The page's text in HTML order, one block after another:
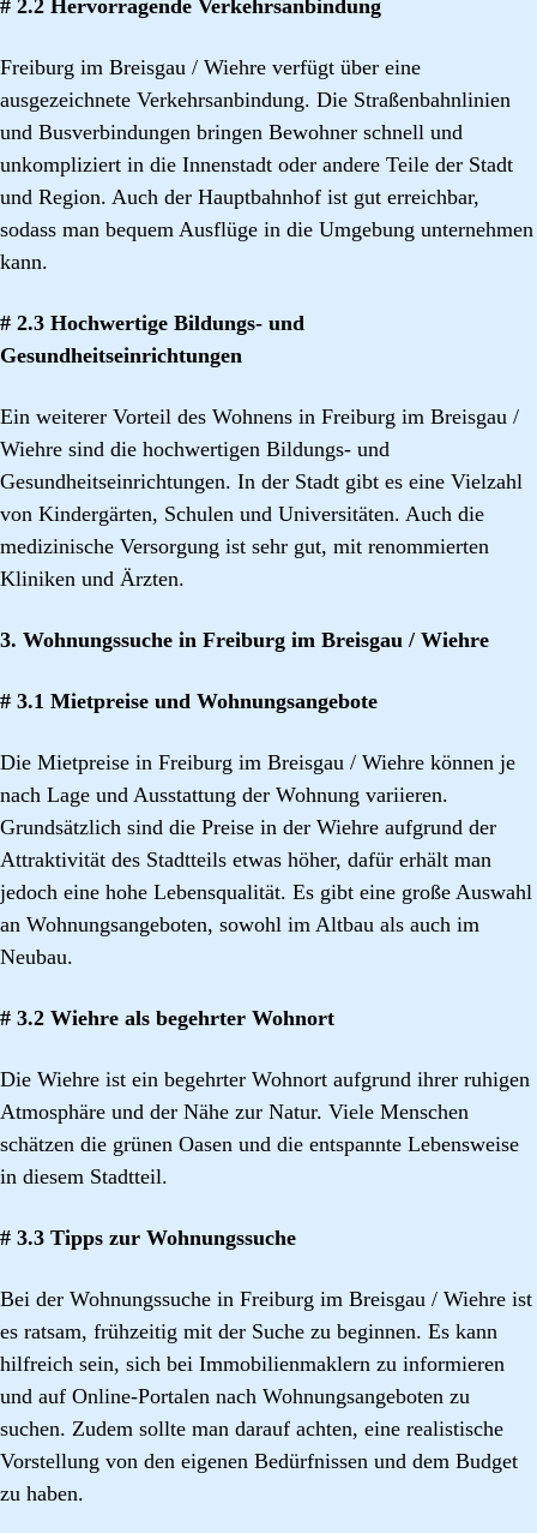
# 2.2 Hervorragende Verkehrsanbindung
Freiburg im Breisgau / Wiehre verfügt über eine
ausgezeichnete Verkehrsanbindung. Die Straßenbahnlinien
und Busverbindungen bringen Bewohner schnell und
unkompliziert in die Innenstadt oder andere Teile der Stadt
und Region. Auch der Hauptbahnhof ist gut erreichbar,
sodass man bequem Ausflüge in die Umgebung unternehmen
kann.
# 2.3 Hochwertige Bildungs- und
Gesundheitseinrichtungen
Ein weiterer Vorteil des Wohnens in Freiburg im Breisgau /
Wiehre sind die hochwertigen Bildungs- und
Gesundheitseinrichtungen. In der Stadt gibt es eine Vielzahl
von Kindergärten, Schulen und Universitäten. Auch die
medizinische Versorgung ist sehr gut, mit renommierten
Kliniken und Ärzten.
3. Wohnungssuche in Freiburg im Breisgau / Wiehre
# 3.1 Mietpreise und Wohnungsangebote
Die Mietpreise in Freiburg im Breisgau / Wiehre können je
nach Lage und Ausstattung der Wohnung variieren.
Grundsätzlich sind die Preise in der Wiehre aufgrund der
Attraktivität des Stadtteils etwas höher, dafür erhält man
jedoch eine hohe Lebensqualität. Es gibt eine große Auswahl
an Wohnungsangeboten, sowohl im Altbau als auch im
Neubau.
# 3.2 Wiehre als begehrter Wohnort
Die Wiehre ist ein begehrter Wohnort aufgrund ihrer ruhigen
Atmosphäre und der Nähe zur Natur. Viele Menschen
schätzen die grünen Oasen und die entspannte Lebensweise
in diesem Stadtteil.
# 3.3 Tipps zur Wohnungssuche
Bei der Wohnungssuche in Freiburg im Breisgau / Wiehre ist
es ratsam, frühzeitig mit der Suche zu beginnen. Es kann
hilfreich sein, sich bei Immobilienmaklern zu informieren
und auf Online-Portalen nach Wohnungsangeboten zu
suchen. Zudem sollte man darauf achten, eine realistische
Vorstellung von den eigenen Bedürfnissen und dem Budget
zu haben.